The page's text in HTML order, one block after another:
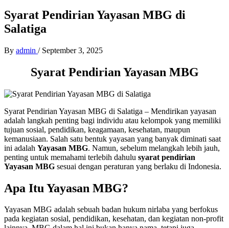
Syarat Pendirian Yayasan MBG di
Salatiga
By admin / September 3, 2025
Syarat Pendirian Yayasan MBG
Syarat Pendirian Yayasan MBG di Salatiga – Mendirikan yayasan
adalah langkah penting bagi individu atau kelompok yang memiliki
tujuan sosial, pendidikan, keagamaan, kesehatan, maupun
kemanusiaan. Salah satu bentuk yayasan yang banyak diminati saat
ini adalah Yayasan MBG. Namun, sebelum melangkah lebih jauh,
penting untuk memahami terlebih dahulu syarat pendirian
Yayasan MBG sesuai dengan peraturan yang berlaku di Indonesia.
Apa Itu Yayasan MBG?
Yayasan MBG adalah sebuah badan hukum nirlaba yang berfokus
pada kegiatan sosial, pendidikan, kesehatan, dan kegiatan non-profit